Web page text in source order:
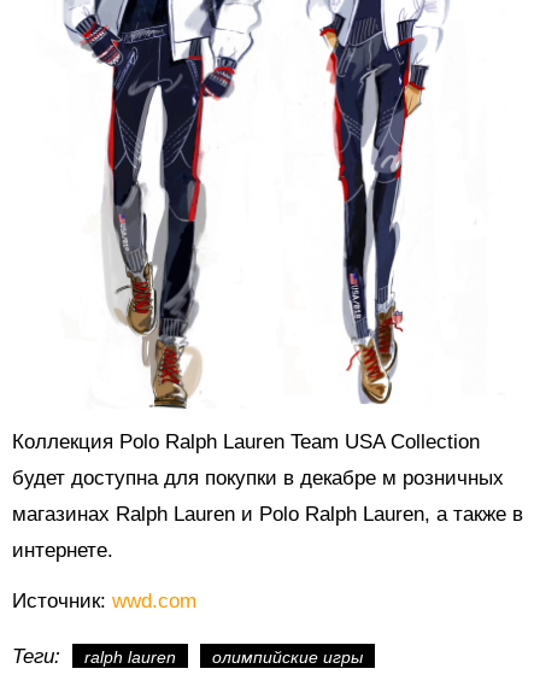
Коллекция Polo Ralph Lauren Team USA Collection
будет доступна для покупки в декабре м розничных
магазинах Ralph Lauren и Polo Ralph Lauren, а также в
интернете.
Источник: wwd.com
Теги: ralph lauren олимпийские игры